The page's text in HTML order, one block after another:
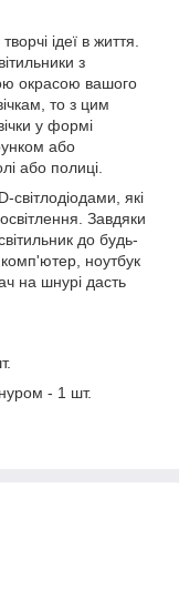
ідеї в життя.
з
окрасою вашого
то з цим
у формі
або
або полиці.
світлодіодами, які
Завдяки
до будь-
ноутбук
на шнурі дасть
- 1 шт.